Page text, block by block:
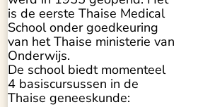
is de eerste Thaise Medical
School onder goedkeuring
van het Thaise ministerie van
Onderwijs.
De school biedt momenteel
4 basiscursussen in de
Thaise geneeskunde: